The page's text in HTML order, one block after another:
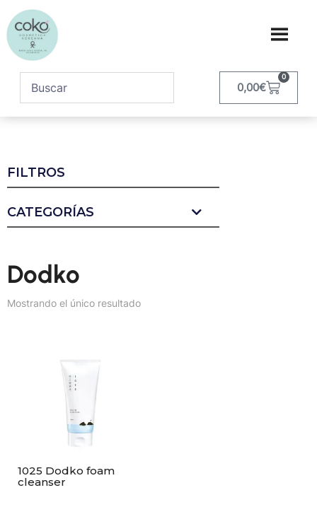
0,00€
0
FILTROS
CATEGORÍAS
Dodko
Mostrando el único resultado
1025 Dodko foam
cleanser